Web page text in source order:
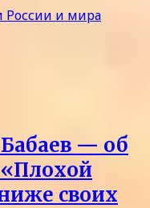
— об
своих